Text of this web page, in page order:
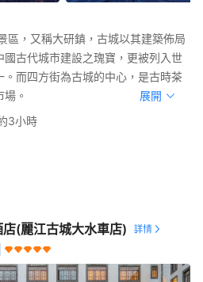
區，又稱大研鎮，古城以其建築佈局
國古代城市建設之瑰寶，更被列入世
。而四方街為古城的中心，是古時茶
。
展開
3小時
(麗江古城大水車店)